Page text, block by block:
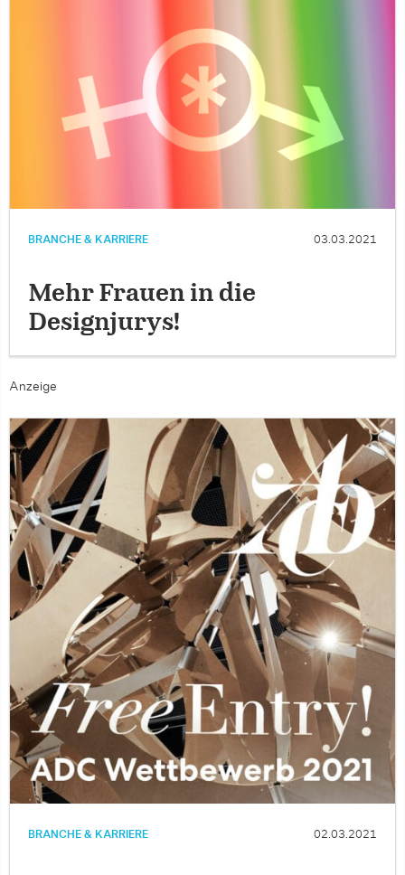
BRANCHE & KARRIERE 03.03.2021
Mehr Frauen in die
Designjurys!
Anzeige
BRANCHE & KARRIERE 02.03.2021